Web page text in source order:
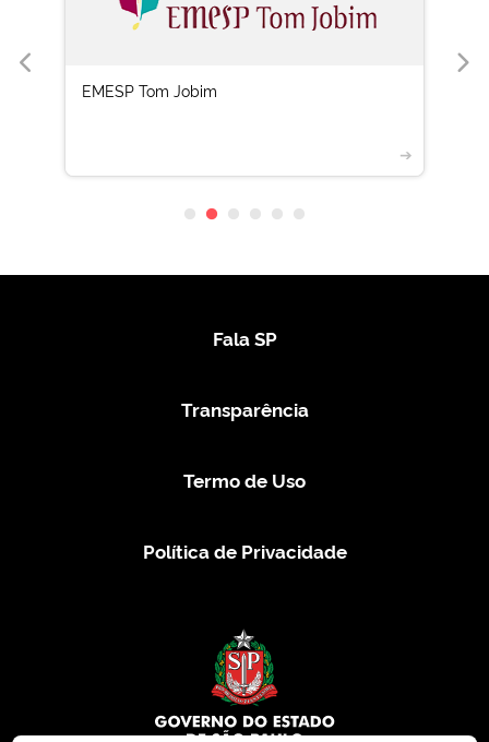
EMESP Tom Jobim
➔
Fala SP
Transparência
Termo de Uso
Política de Privacidade